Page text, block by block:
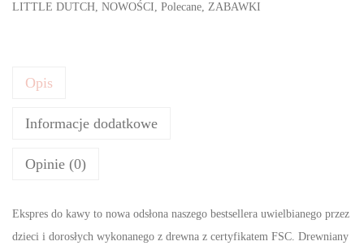
ć
t
l
t
c
LITTLE DUTCH, NOWOŚCI, Polecane, ZABAWKI
Opis
Informacje dodatkowe
Opinie (0)
Ekspres do kawy to nowa odsłona naszego bestsellera uwielbianego przez
dzieci i dorosłych wykonanego z drewna z certyfikatem FSC. Drewniany